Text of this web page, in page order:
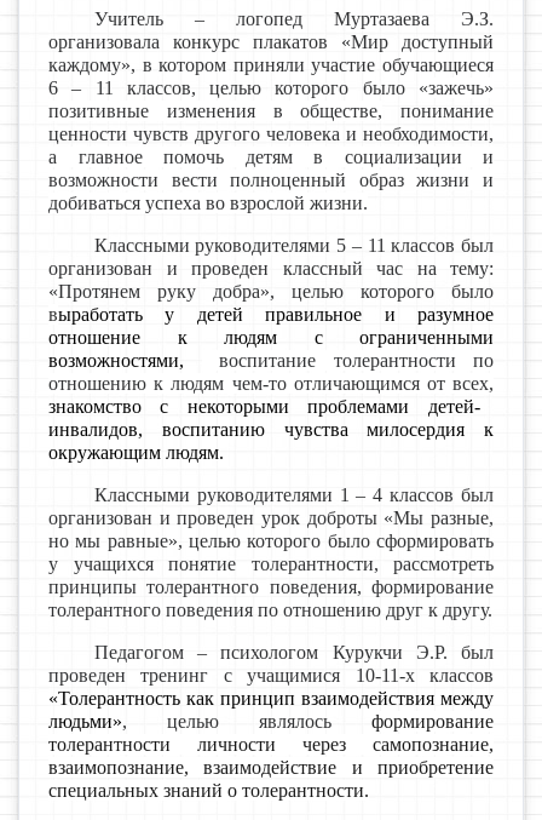
Учитель – логопед Муртазаева Э.З.
организовала конкурс плакатов «Мир доступный
каждому», в котором приняли участие обучающиеся
6 – 11 классов, целью которого было «зажечь»
позитивные изменения в обществе, понимание
ценности чувств другого человека и необходимости,
а главное помочь детям в социализации и
возможности вести полноценный образ жизни и
добиваться успеха во взрослой жизни.
Классными руководителями 5 – 11 классов был
организован и проведен классный час на тему:
«Протянем руку добра», целью которого было
выработать у детей правильное и разумное
отношение к людям с ограниченными
возможностями,
воспитание толерантности по
отношению к людям чем-то отличающимся от всех,
знакомство с некоторыми проблемами детей-
инвалидов, воспитанию чувства милосердия к
окружающим людям.
Классными руководителями 1 – 4 классов был
организован и проведен урок доброты «Мы разные,
но мы равные», целью которого было сформировать
у учащихся понятие толерантности, рассмотреть
принципы толерантного поведения, формирование
толерантного поведения по отношению друг к другу.
Педагогом – психологом Курукчи Э.Р. был
проведен тренинг с учащимися 10-11-х классов
«Толерантность как принцип взаимодействия между
людьми», целью являлось формирование
толерантности личности через самопознание,
взаимопознание, взаимодействие и приобретение
специальных знаний о толерантности.